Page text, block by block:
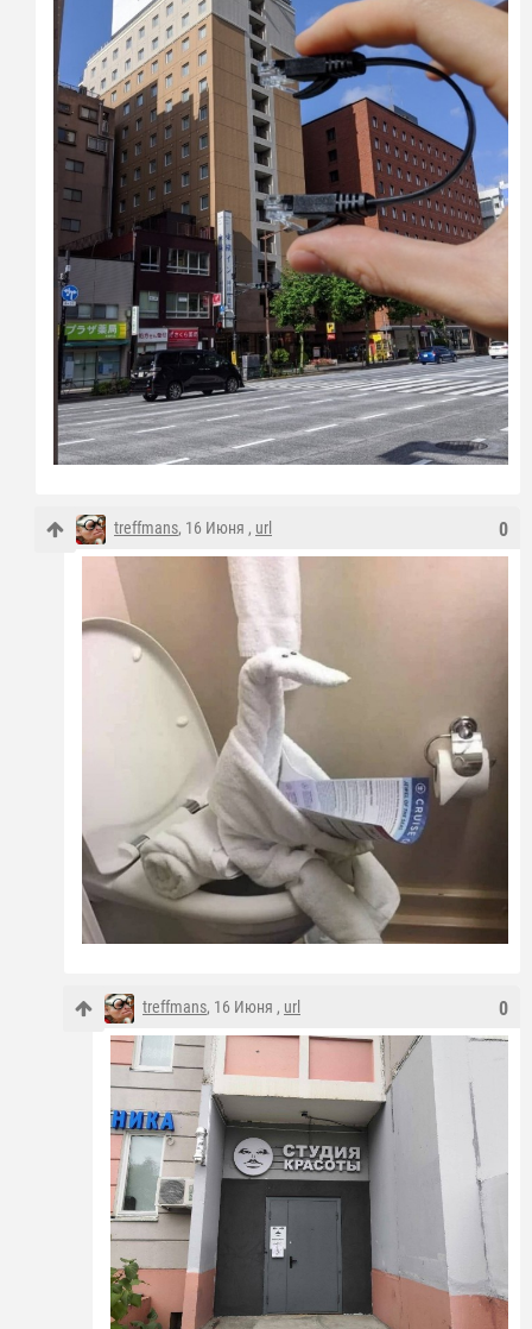
0
treffmans, 16 Июня , url
0
treffmans, 16 Июня , url